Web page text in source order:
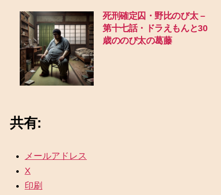
死刑確定囚・野比のび太 –
第十七話・ドラえもんと30
歳ののび太の葛藤
共有:
メールアドレス
X
印刷